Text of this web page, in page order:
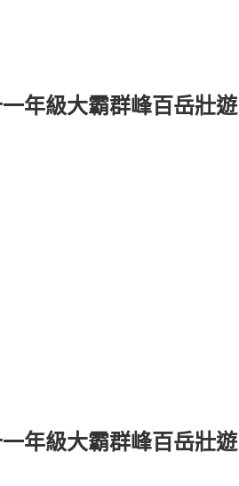
年級大霸群峰百岳壯遊
年級大霸群峰百岳壯遊